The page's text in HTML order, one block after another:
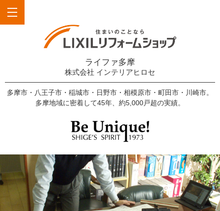
ライファ多摩
株式会社 インテリアヒロセ
多摩市・八王子市・稲城市・日野市・相模原市・町田市・川崎市。
多摩地域に密着して45年、約5,000戸超の実績。